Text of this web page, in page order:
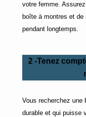
votre femme.
boîte à montres et
pendant longtemps.
2 -Tenez
Vous recherchez une
durable et qui puisse